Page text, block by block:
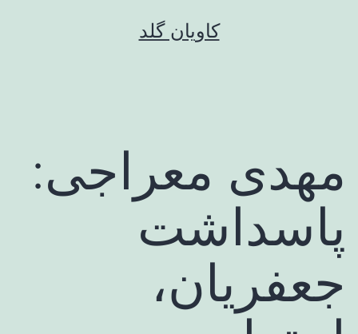
کاویان گلد
مهدی معراجی:
پاسداشت
جعفریان،